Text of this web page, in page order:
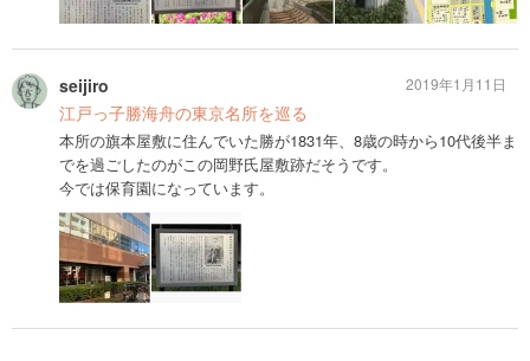
seijiro
江戸っ子勝海舟の東京名所を巡る
本所の旗本屋敷に住んでいた勝が1831年、8歳の時から10代後半ま
でを過ごしたのがこの岡野氏屋敷跡だそうです。
今では保育園になっています。
2019年1月11日